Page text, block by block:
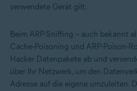
verwendete Gerät gilt.
Beim ARP-Sniffing – auch bekannt
Cache-Poisoning und ARP-Poison-
Hacker Datenpakete ab und
über Ihr Netzwerk, um den
Adresse auf die eigene umzuleiten.